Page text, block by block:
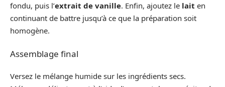
fondu, puis l’extrait de vanille. Enfin, ajoutez le lait en
continuant de battre jusqu’à ce que la préparation soit
homogène.
Assemblage final
Versez le mélange humide sur les ingrédients secs.